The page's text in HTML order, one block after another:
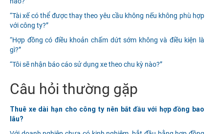
“Tài xế có thể được thay theo yêu cầu không nếu không phù hợp
với công ty?”
“Hợp đồng có điều khoản chấm dứt sớm không và điều kiện là
gì?”
“Tôi sẽ nhận báo cáo sử dụng xe theo chu kỳ nào?”
Câu hỏi thường gặp
Thuê xe dài hạn cho công ty nên bắt đầu với hợp đồng bao
lâu?